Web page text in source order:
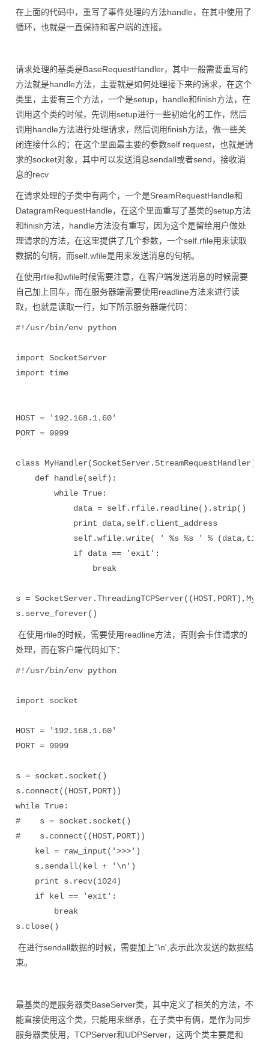
在上面的代码中，重写了事件处理的方法handle，在其中使用了
循环，也就是一直保持和客户端的连接。
请求处理的基类是BaseRequestHandler，其中一般需要重写的
方法就是handle方法，主要就是如何处理接下来的请求，在这个
类里，主要有三个方法，一个是setup，handle和finish方法，在
调用这个类的时候，先调用setup进行一些初始化的工作，然后
调用handle方法进行处理请求，然后调用finish方法，做一些关
闭连接什么的；在这个里面最主要的参数self.request，也就是请
求的socket对象，其中可以发送消息sendall或者send，接收消
息的recv
在请求处理的子类中有两个，一个是SreamRequestHandle和
DatagramRequestHandle，在这个里面重写了基类的setup方法
和finish方法，handle方法没有重写，因为这个是留给用户做处
理请求的方法，在这里提供了几个参数，一个self.rfile用来读取
数据的句柄，而self.wfile是用来发送消息的句柄。
在使用rfile和wfile时候需要注意，在客户端发送消息的时候需要
自己加上回车，而在服务器端需要使用readline方法来进行读
取，也就是读取一行，如下所示服务器端代码：
#!/usr/bin/env python
import SocketServer
import time
HOST = '192.168.1.60'
PORT = 9999
class MyHandler(SocketServer.StreamRequestHandler):
    def handle(self):
        while True:
            data = self.rfile.readline().strip()
            print data,self.client_address
self.wfile.write( ' %s %s ' %
            if data == 'exit':
                break
s =
s.serve_forever()
在使用rfile的时候，需要使用readline方法，否则会卡住请求的
处理，而在客户端代码如下：
#!/usr/bin/env python
import socket
HOST = '192.168.1.60'
PORT = 9999
s = socket.socket()
s.connect((HOST,PORT))
while True:
#    s = socket.socket()
#    s.connect((HOST,PORT))
    kel = raw_input('>>>')
    s.sendall(kel + '\n')
    print s.recv(1024)
    if kel == 'exit':
        break
s.close()
在进行sendall数据的时候，需要加上''\n',表示此次发送的数据结
束。
最基类的是服务器类BaseServer类，其中定义了相关的方法，不
能直接使用这个类，只能用来继承，在子类中有俩，是作为同步
服务器类使用，TCPServer和UDPServer，这两个类主要是和